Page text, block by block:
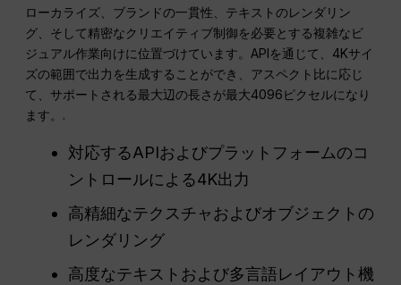
ローカライズ、ブランドの一貫性、テキストのレンダリン
グ、そして精密なクリエイティブ制御を必要とする複雑なビ
ジュアル作業向けに位置づけています。APIを通じて、4Kサイ
ズの範囲で出力を生成することができ、アスペクト比に応じ
て、サポートされる最大辺の長さが最大4096ピクセルになり
ます。.
対応するAPIおよびプラットフォームのコ
ントロールによる4K出力
高精細なテクスチャおよびオブジェクトの
レンダリング
高度なテキストおよび多言語レイアウト機